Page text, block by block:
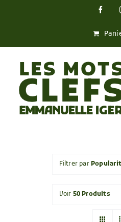
Filtrer par
Voir 50 Produits